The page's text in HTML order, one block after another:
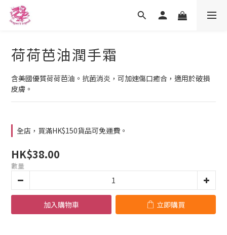
荷荷芭油潤手霜
含美國優質荷荷芭油。抗菌消炎，可加速傷口癒合，適用於破損
皮膚。
全店，買滿HK$150貨品可免運費。
HK$38.00
數量
加入購物車 立即購買